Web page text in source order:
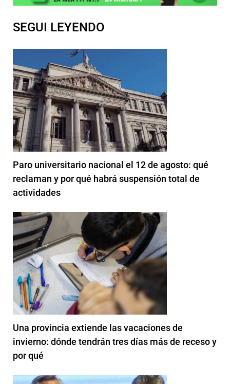
SEGUI LEYENDO
Paro universitario nacional el 12 de agosto: qué
reclaman y por qué habrá suspensión total de
actividades
Una provincia extiende las vacaciones de
invierno: dónde tendrán tres días más de receso y
por qué